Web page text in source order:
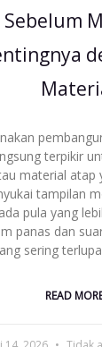
terpikir
material atap
tampilan
pula yang
panas dan
sering
READ